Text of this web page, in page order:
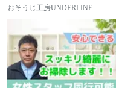
おそうじ工房UNDERLINE